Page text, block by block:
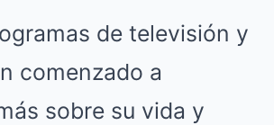
de televisión y
comenzado a
sobre su vida y